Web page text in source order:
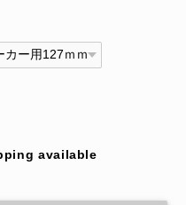
available